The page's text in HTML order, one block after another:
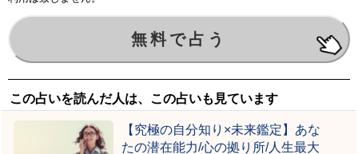
この占いを読んだ人は、この占いも見ています
【究極の自分知り×未来鑑定】あな
たの潜在能力/心の拠り所/人生最大